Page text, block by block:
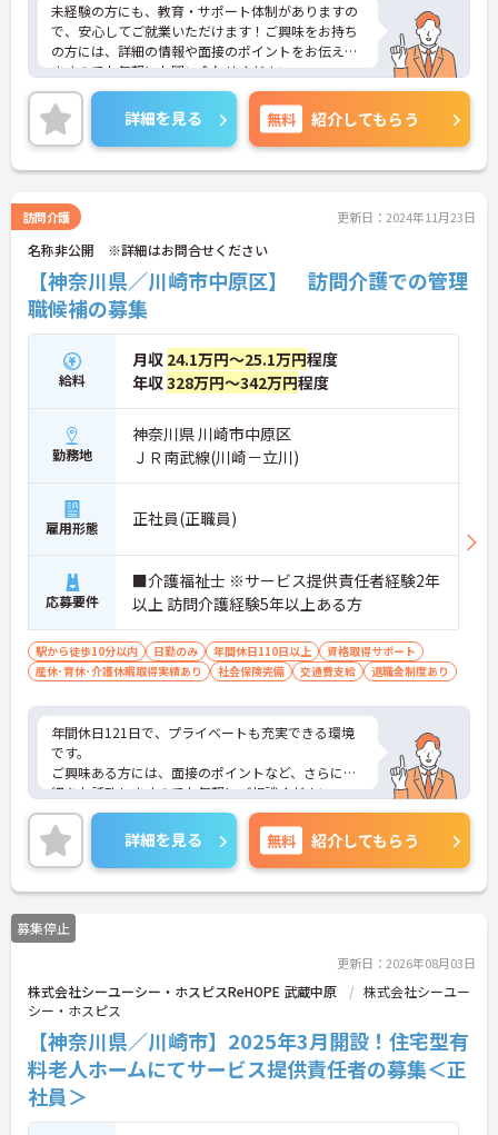
未経験の方にも、教育・サポート体制がありますの
で、安心してご就業いただけます！ご興味をお持ち
の方には、詳細の情報や面接のポイントをお伝えし
ますのでお気軽にお問い合わせください。
詳細を見る 無料 紹介してもらう
訪問介護 更新日：2024年11月23日
名称非公開 ※詳細はお問合せください
【神奈川県／川崎市中原区】 訪問介護での管理
職候補の募集
給料
月収 24.1万円～25.1万円程度
年収328万円～342万円程度
勤務地
神奈川県 川崎市中原区
ＪＲ南武線(川崎－立川)
雇用形態 正社員(正職員)
応募要件
■介護福祉士 ※サービス提供責任者経験2年
以上 訪問介護経験5年以上ある方
駅から徒歩10分以内 日勤のみ 年間休日110日以上
資格取得サポート
産休･育休･介護休暇取得実績あり
社会保険完備 交通費支給 退職金制度あり
年間休日121日で、プライベートも充実できる環境
です。
ご興味ある方には、面接のポイントなど、さらに詳
細をお話致しますのでお気軽にご相談ください。
詳細を見る 無料 紹介してもらう
募集停止
更新日：2026年08月03日
株式会社シーユーシー・ホスピスReHOPE 武蔵中原
株式会社シーユー
シー・ホスピス
【神奈川県／川崎市】2025年3月開設！住宅型有
料老人ホームにてサービス提供責任者の募集＜正
社員＞